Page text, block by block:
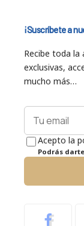
¡Suscríbete a
Recibe toda la
exclusivas,
mucho más…
Acepto la
Podrás